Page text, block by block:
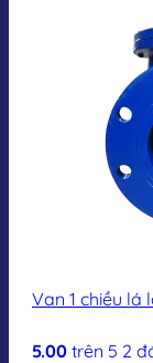
Van 1 chiều lá
5.00 trên 5 2